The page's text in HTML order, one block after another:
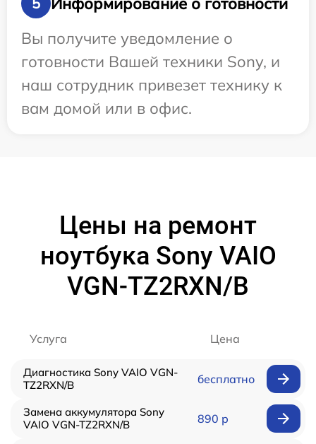
Вы получите уведомление о
готовности Вашей техники Sony, и
наш сотрудник привезет технику к
вам домой или в офис.
Цены на ремонт
ноутбука Sony VAIO
VGN-TZ2RXN/B
Услуга Цена
Диагностика Sony VAIO VGN-
TZ2RXN/B
бесплатно
Замена аккумулятора Sony
VAIO VGN-TZ2RXN/B
890 р